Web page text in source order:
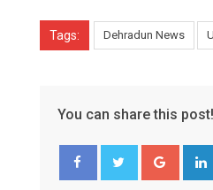
Tags: Dehradun News
You can share this post!